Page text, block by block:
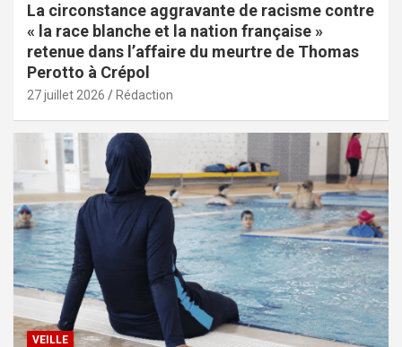
La circonstance aggravante de racisme contre
« la race blanche et la nation française »
retenue dans l’affaire du meurtre de Thomas
Perotto à Crépol
27 juillet 2026 Rédaction
VEILLE